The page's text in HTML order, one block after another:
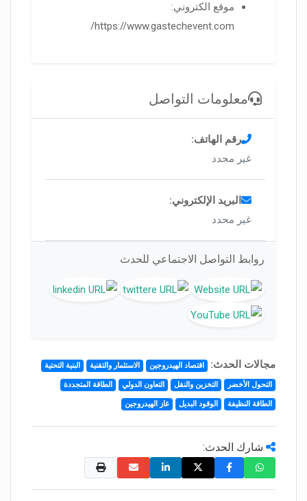
موقع الكتروني:
https://www.gastechevent.com/
معلومات التواصل
رقم الهاتف:
غير محدد
البريد الإلكتروني:
غير محدد
روابط التواصل الاجتماعي للحدث
مجالات الحدث: اقتصاد الهيدروجين الاستثمار والتقنية البنية التحتية
التحول الأخضر التخزين والنقل التعاون الدولي الطاقة المتجددة
الطاقة النظيفة الوقود البديل غاز الهيدروجين
شارك الحدث: